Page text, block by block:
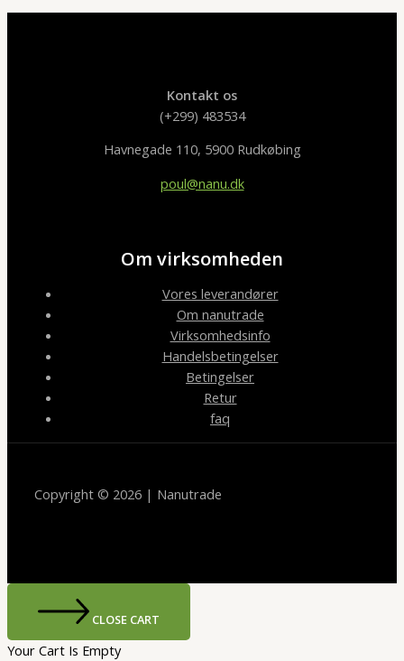
Kontakt os
(+299) 483534
Havnegade 110, 5900 Rudkøbing
poul@nanu.dk
Om virksomheden
Vores leverandører
Om nanutrade
Virksomhedsinfo
Handelsbetingelser
Betingelser
Retur
faq
Copyright © 2026 | Nanutrade
CLOSE CART
Your Cart Is Empty